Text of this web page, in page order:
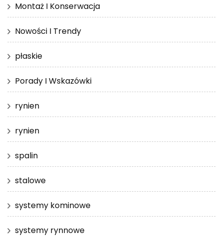
Montaż I Konserwacja
Nowości I Trendy
płaskie
Porady I Wskazówki
rynien
rynien
spalin
stalowe
systemy kominowe
systemy rynnowe